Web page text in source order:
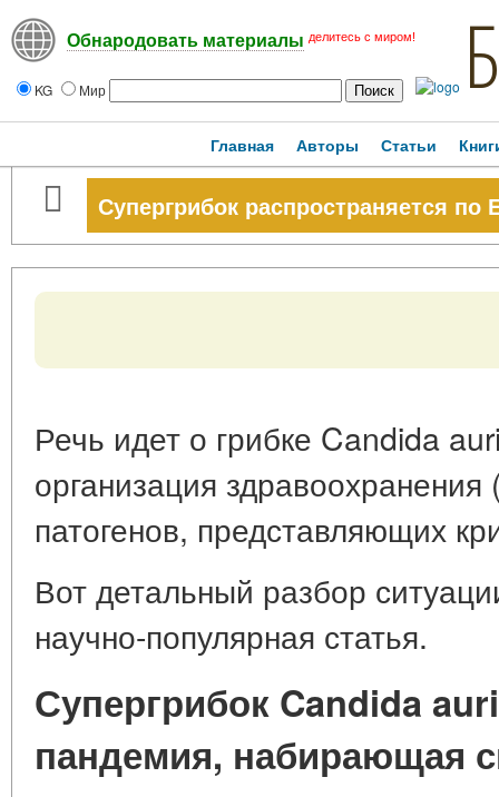
Обнародовать материалы делитесь с миром!
KG Мир
Главная Авторы Статьи
Супергрибок распространяется по
Речь идет о грибке Candida
организация
патогенов, представляющих
Вот детальный разбор
научно-популярная статья.
Супергрибок Candida
пандемия, набирающая